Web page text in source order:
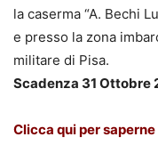
la caserma “A. Bechi
e presso la zona
militare di Pisa.
Scadenza 31 Ottobre
Clicca qui per